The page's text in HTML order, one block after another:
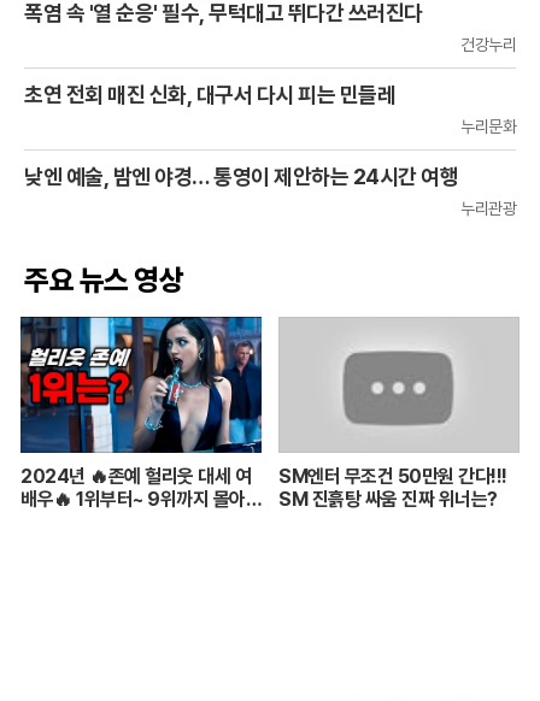
폭염 속 '열 순응' 필수, 무턱대고 뛰다간 쓰러진다
건강누리
초연 전회 매진 신화, 대구서 다시 피는 민들레
누리문화
낮엔 예술, 밤엔 야경… 통영이 제안하는 24시간 여행
누리관광
주요 뉴스 영상
2024년 🔥존예 헐리웃 대세 여
배우🔥 1위부터~ 9위까지 몰아보
SM엔터 무조건 50만원 간다!!!
SM 진흙탕 싸움 진짜 위너는?